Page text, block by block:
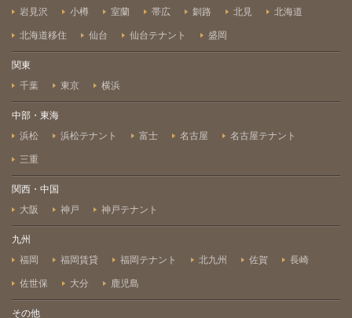
岩見沢 小樽 室蘭 帯広 釧路 北見 北海道
北海道移住 仙台 仙台テナント 盛岡
関東
千葉
東京 横浜
中部・東海
浜松
浜松テナント 富士 名古屋 名古屋テナント
三重
関西・中国
大阪
神戸 神戸テナント
九州
福岡
福岡賃貸 福岡テナント 北九州 佐賀 長崎
佐世保 大分 鹿児島
その他